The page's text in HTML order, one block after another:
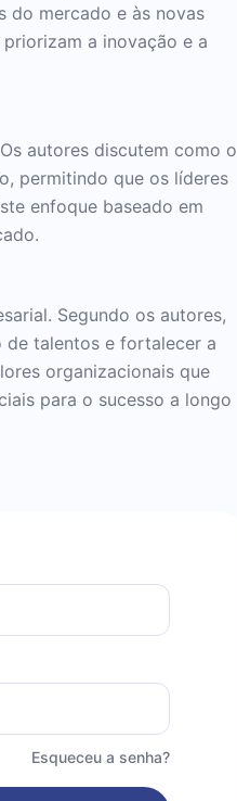
do mercado e às novas
a inovação e a
autores discutem como o
permitindo que os líderes
enfoque baseado em
Segundo os autores,
de talentos e fortalecer a
organizacionais que
para o sucesso a longo
Esqueceu a senha?